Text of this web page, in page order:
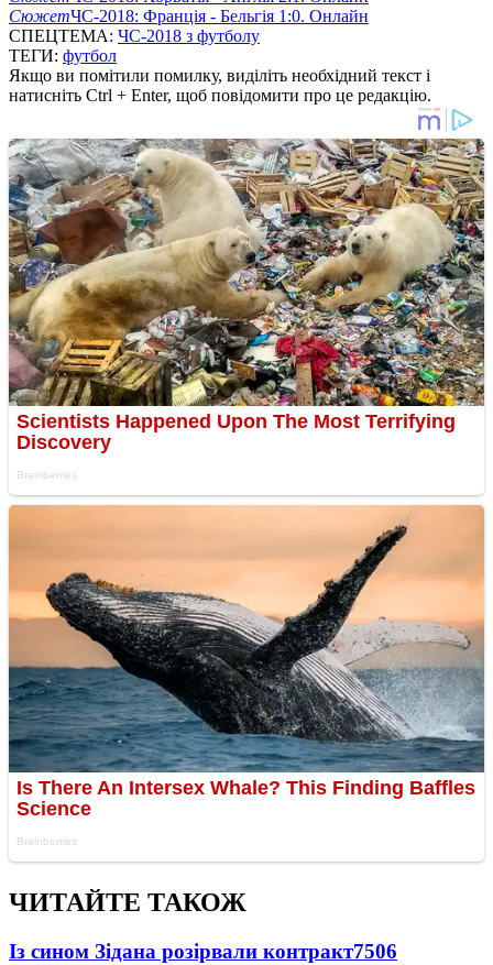
СюжетЧС-2018: Франція - Бельгія 1:0. Онлайн
СПЕЦТЕМА: ЧС-2018 з футболу
ТЕГИ: футбол
Якщо ви помітили помилку, виділіть необхідний текст і
натисніть Ctrl + Enter, щоб повідомити про це редакцію.
ЧИТАЙТЕ ТАКОЖ
Із сином Зідана розірвали контракт7506